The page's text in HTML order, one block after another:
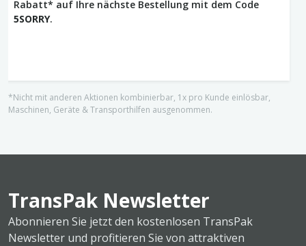
Rabatt* auf Ihre nächste Bestellung mit dem Code
5SORRY.
*Nicht mit anderen Aktionen kombinierbar, 1x pro Kunde einlösbar,
Maschinen, Geräte & Transporthilfen ausgenommen.
TransPak Newsletter
Abonnieren Sie jetzt den kostenlosen TransPak
Newsletter und profitieren Sie von attraktiven